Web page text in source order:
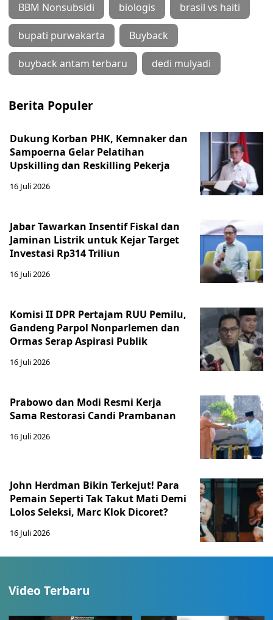
BBM Nonsubsidi biologis brasil vs haiti
bupati purwakarta Buyback
buyback antam terbaru dedi mulyadi
Berita Populer
Dukung Korban PHK, Kemnaker dan
Sampoerna Gelar Pelatihan
Upskilling dan Reskilling Pekerja
16 Juli 2026
Jabar Tawarkan Insentif Fiskal dan
Jaminan Listrik untuk Kejar Target
Investasi Rp314 Triliun
16 Juli 2026
Komisi II DPR Pertajam RUU Pemilu,
Gandeng Parpol Nonparlemen dan
Ormas Serap Aspirasi Publik
16 Juli 2026
Prabowo dan Modi Resmi Kerja
Sama Restorasi Candi Prambanan
16 Juli 2026
John Herdman Bikin Terkejut! Para
Pemain Seperti Tak Takut Mati Demi
Lolos Seleksi, Marc Klok Dicoret?
16 Juli 2026
Video Terbaru